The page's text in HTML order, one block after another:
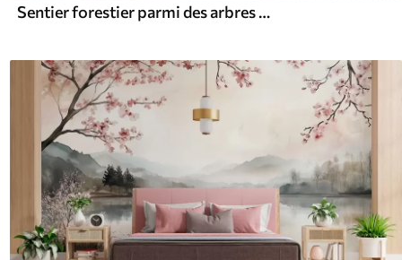
Sentier forestier parmi des arbres majestueux, style aquarelle